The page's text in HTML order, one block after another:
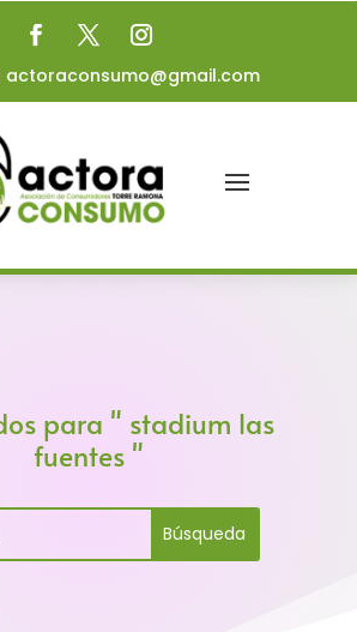
actoraconsumo@gmail.com
para " stadium las
fuentes "